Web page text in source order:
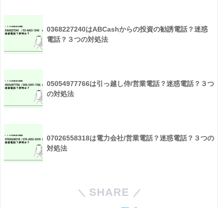
0368227240はABCashからの投資の勧誘電話？迷惑
電話？３つの対処法
05054977766は引っ越し侍/営業電話？迷惑電話？３つ
の対処法
07026558318は電力会社/営業電話？迷惑電話？３つの
対処法
SHARE